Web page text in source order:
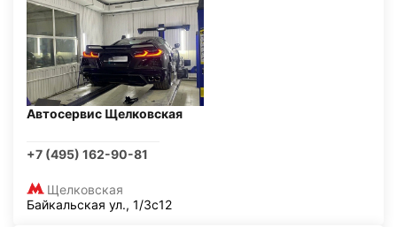
Автосервис Щелковская
+7 (495) 162-90-81
Щелковская
Байкальская ул., 1/3с12